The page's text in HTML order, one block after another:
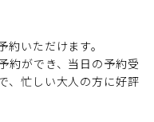
いただけます。
約ができ、当日の予約受
、忙しい大人の方に好評